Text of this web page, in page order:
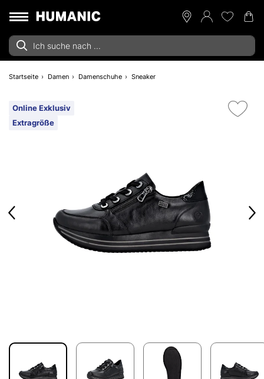
Startseite Damen Damenschuhe Sneaker
Online Exklusiv
Extragröße